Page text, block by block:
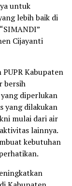
untuk
lebih baik di
Cijayanti
Kabupaten
bersih
diperlukan
yang dilakukan
mulai dari air
lainnya.
kebutuhan